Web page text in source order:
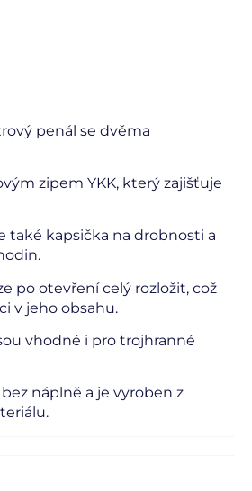
penál se dvěma
zipem YKK, který zajišťuje
také kapsička na drobnosti a
po otevření celý rozložit, což
v jeho obsahu.
vhodné i pro trojhranné
náplně a je vyroben z